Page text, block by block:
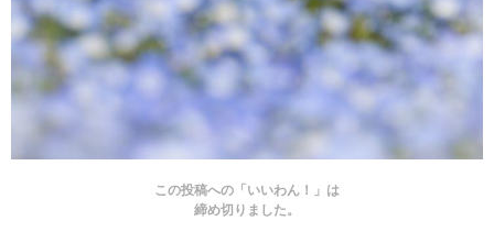
この投稿への「いいわん！」は
締め切りました。